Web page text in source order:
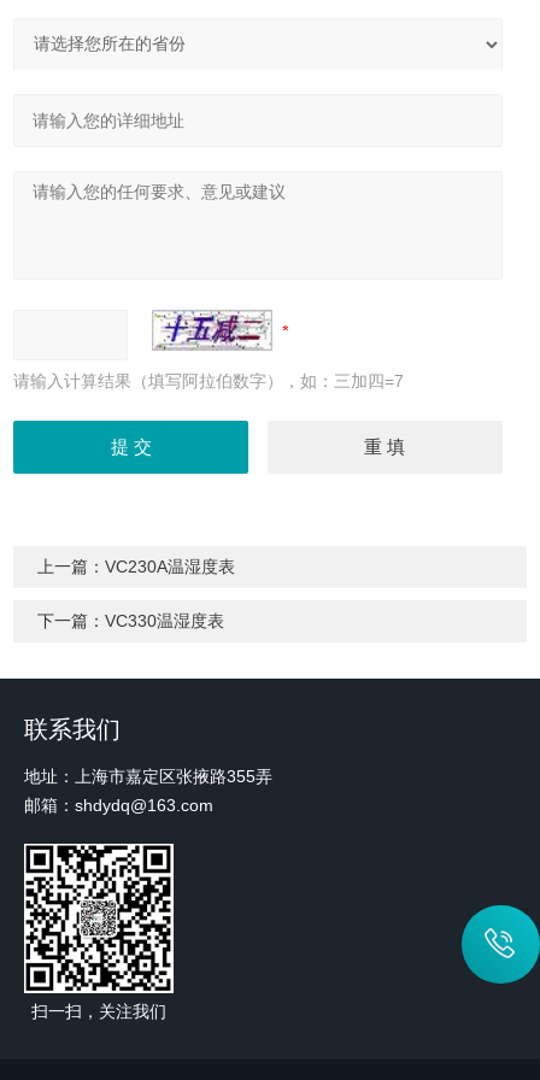
请输入计算结果（填写阿拉伯数字），如：三加四=7
上一篇：VC230A温湿度表
下一篇：VC330温湿度表
联系我们
地址：上海市嘉定区张掖路355弄
邮箱：shdydq@163.com
扫一扫，关注我们